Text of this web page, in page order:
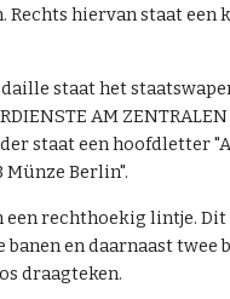
Rechts hiervan staat een
staat het
AM ZENTRALEN
staat een hoofdletter
Münze Berlin".
een rechthoekig lintje.
en daarnaast twee
draagteken.